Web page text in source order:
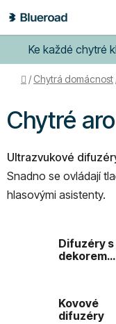
na
obsah
Ke každé chytré
Domů
/ Chytrá domácnost
Chytré
Ultrazvukové
Snadno se ovládají
hlasovými asistenty.
Difuzéry s
dekorem
Kovové
difuzéry